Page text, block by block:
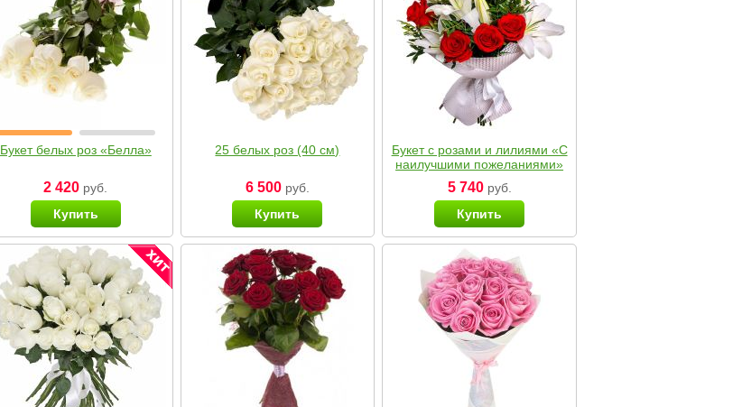
Букет белых роз «Белла»
2 420 руб.
Купить
25 белых роз (40 см)
6 500руб.
Купить
Букет с розами и лилиями «С
наилучшими пожеланиями»
5 740руб.
Купить